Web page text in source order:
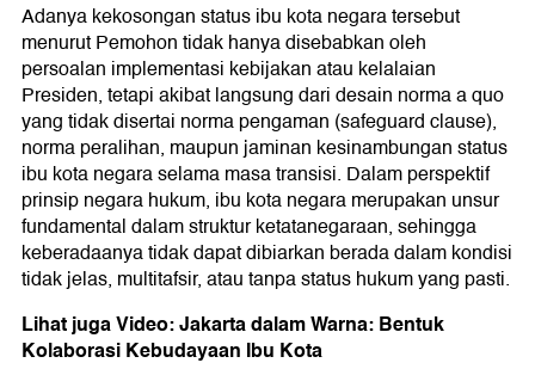
Adanya kekosongan status ibu kota negara tersebut
menurut Pemohon tidak hanya disebabkan oleh
persoalan implementasi kebijakan atau kelalaian
Presiden, tetapi akibat langsung dari desain norma a quo
yang tidak disertai norma pengaman (safeguard clause),
norma peralihan, maupun jaminan kesinambungan status
ibu kota negara selama masa transisi. Dalam perspektif
prinsip negara hukum, ibu kota negara merupakan unsur
fundamental dalam struktur ketatanegaraan, sehingga
keberadaanya tidak dapat dibiarkan berada dalam kondisi
tidak jelas, multitafsir, atau tanpa status hukum yang pasti.
Lihat juga Video: Jakarta dalam Warna: Bentuk
Kolaborasi Kebudayaan Ibu Kota